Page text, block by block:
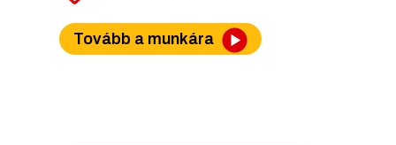
Tovább a munkára